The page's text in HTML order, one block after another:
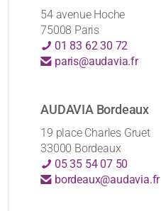
54 avenue Hoche
75008 Paris
01 83 62 30 72
paris@audavia.fr
AUDAVIA Bordeaux
19 place Charles Gruet
33000 Bordeaux
05 35 54 07 50
bordeaux@audavia.fr